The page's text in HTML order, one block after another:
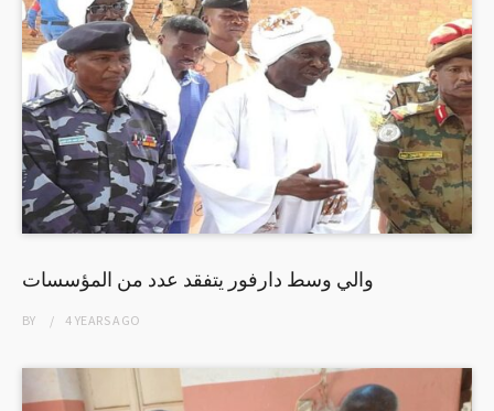
والي وسط دارفور يتفقد عدد من المؤسسات
BY 4 YEARSAGO